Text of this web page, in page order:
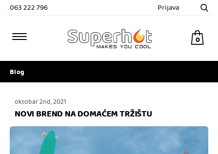
063 222 796 Prijava
Blog
oktobar 2nd, 2021
NOVI BREND NA DOMAĆEM TRŽIŠTU
0